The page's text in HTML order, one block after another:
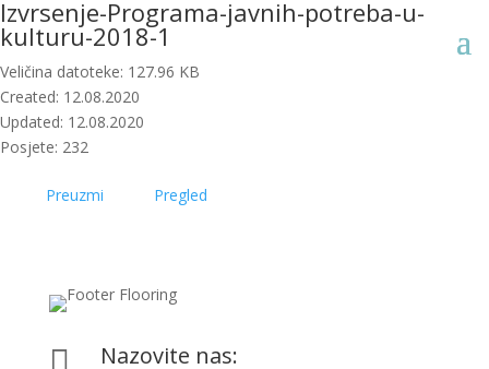
Izvrsenje-Programa-javnih-potreba-u-
kulturu-2018-1
Veličina datoteke: 127.96 KB
Created: 12.08.2020
Updated: 12.08.2020
Posjete: 232
Preuzmi Pregled
Nazovite nas: